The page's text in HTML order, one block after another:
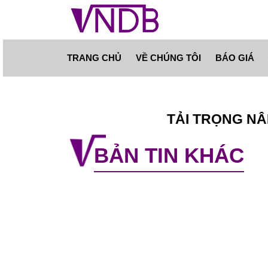
TRANG CHỦ VỀ CHÚNG TÔI BÁO GIÁ
TẢI TRỌNG
BẢN TIN KHÁC